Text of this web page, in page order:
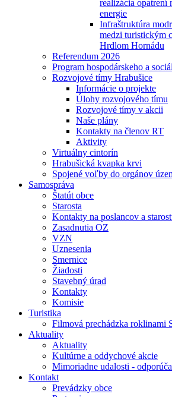
realizácia opatrení
energie
Infraštruktúra
medzi turistickým
Hrdlom Hornádu
Referendum 2026
Program hospodárskeho a
Rozvojové tímy Hrabušice
Informácie o projekte
Úlohy rozvojového tímu
Rozvojové tímy v akcii
Naše plány
Kontakty na členov RT
Aktivity
Virtuálny cintorín
Hrabušická kvapka krvi
Spojené voľby do orgánov
Samospráva
Štatút obce
Starosta
Kontakty na poslancov a
Zasadnutia OZ
VZN
Uznesenia
Smernice
Žiadosti
Stavebný úrad
Kontakty
Komisie
Turistika
Filmová prechádzka roklinami
Aktuality
Aktuality
Kultúrne a oddychové akcie
Mimoriadne udalosti -
Kontakt
Prevádzky obce